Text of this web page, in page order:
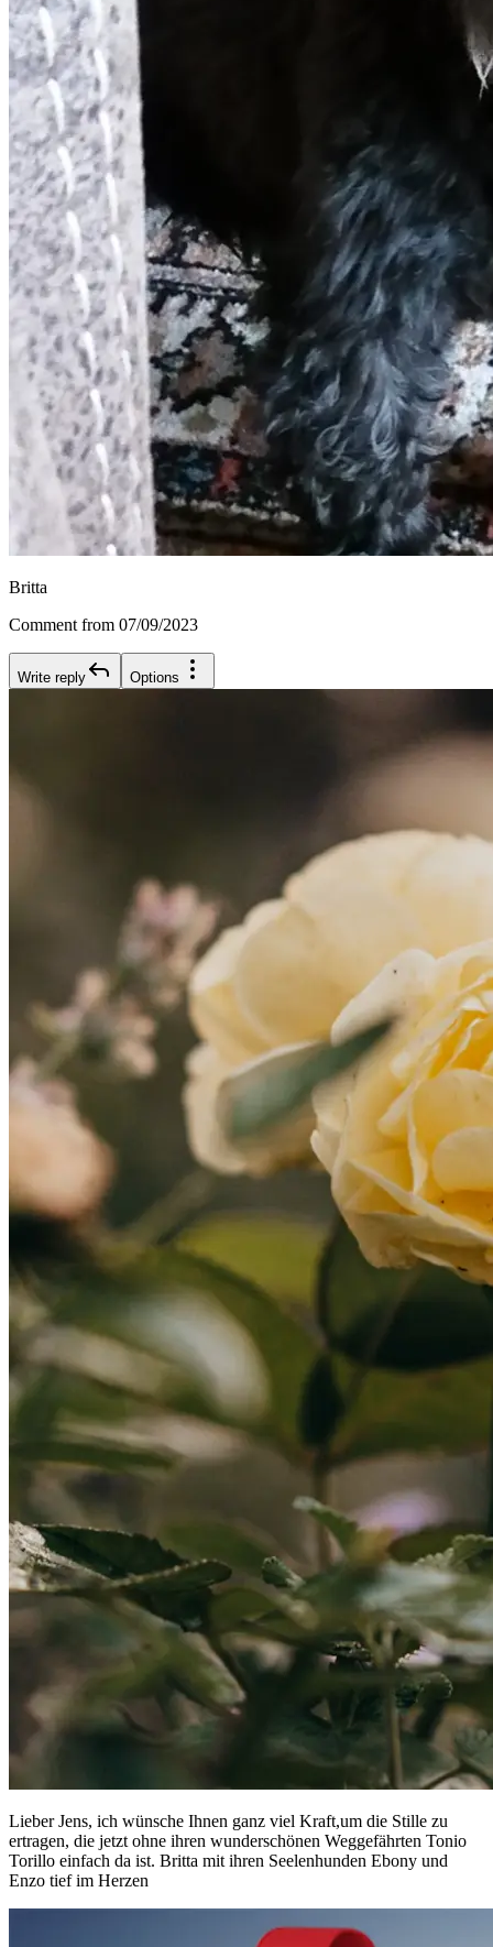
Britta
Comment from 07/09/2023
Write reply Options
Lieber Jens, ich wünsche Ihnen ganz viel Kraft,um die Stille zu
ertragen, die jetzt ohne ihren wunderschönen Weggefährten Tonio
Torillo einfach da ist. Britta mit ihren Seelenhunden Ebony und
Enzo tief im Herzen